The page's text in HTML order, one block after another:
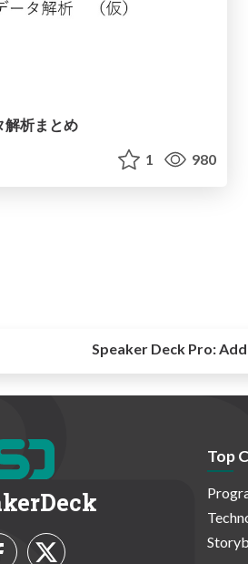
解析まとめ
1 980
Speaker Deck Pro:Add
Top